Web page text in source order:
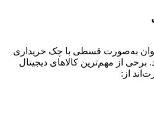
به‌صورت قسطی با چک خریداری
برخی از مهم‌ترین کالاهای دیجیتال
از: